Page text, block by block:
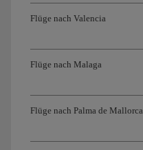
Flüge nach Valencia
Flüge nach Malaga
Flüge nach Palma de Mallorca